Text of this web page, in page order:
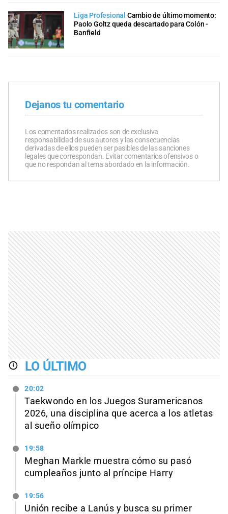
Liga Profesional Cambio de último momento:
Paolo Goltz queda descartado para Colón -
Banfield
Dejanos tu comentario
Los comentarios realizados son de exclusiva
responsabilidad de sus autores y las consecuencias
derivadas de ellos pueden ser pasibles de las sanciones
legales que correspondan. Evitar comentarios ofensivos o
que no respondan al tema abordado en la información.
LO ÚLTIMO
20:02
Taekwondo en los Juegos Suramericanos
2026, una disciplina que acerca a los atletas
al sueño olímpico
19:58
Meghan Markle muestra cómo su pasó
cumpleaños junto al príncipe Harry
19:56
Unión recibe a Lanús y busca su primer